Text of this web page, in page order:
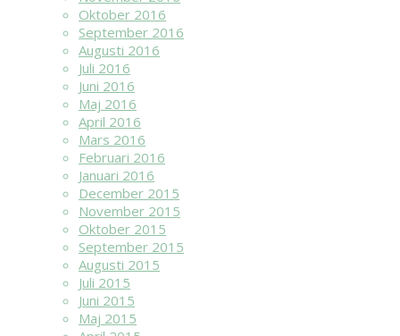
Oktober 2016
September 2016
Augusti 2016
Juli 2016
Juni 2016
Maj 2016
April 2016
Mars 2016
Februari 2016
Januari 2016
December 2015
November 2015
Oktober 2015
September 2015
Augusti 2015
Juli 2015
Juni 2015
Maj 2015